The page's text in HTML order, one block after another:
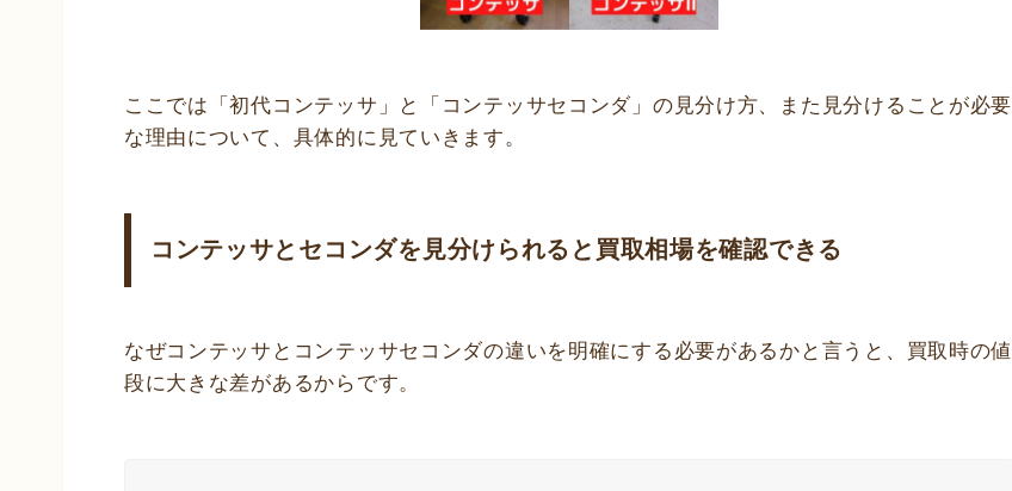
ここでは「初代コンテッサ」と「コンテッサセコンダ」の見分け方、また見分けることが必要
な理由について、具体的に見ていきます。
コンテッサとセコンダを見分けられると買取相場を確認できる
なぜコンテッサとコンテッサセコンダの違いを明確にする必要があるかと言うと、買取時の値
段に大きな差があるからです。